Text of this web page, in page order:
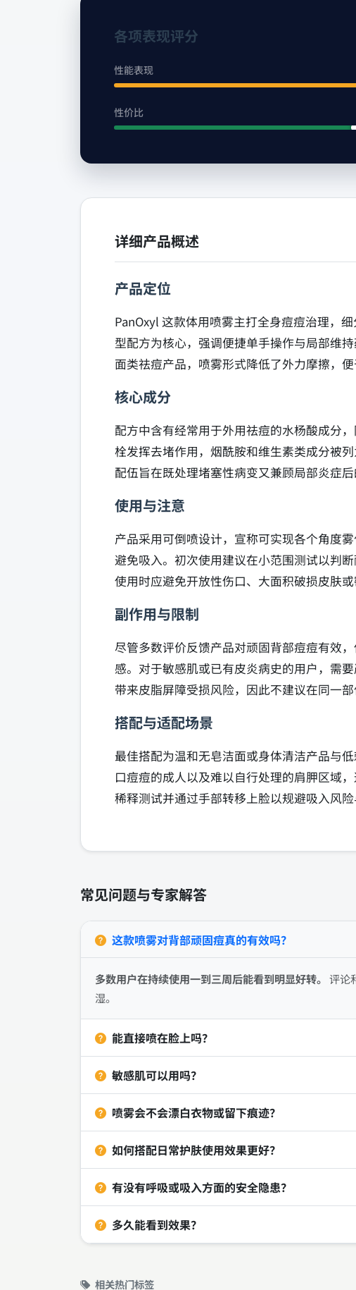
各项表现评分
性能表现
性价比
详细产品概述
产品定位
PanOxyl 这款体用喷雾主打全身痘痘治理，
型配方为核心，强调便捷单手操作与局部维
面类祛痘产品，喷雾形式降低了外力摩擦，
核心成分
配方中含有经常用于外用祛痘的水杨酸成分
栓发挥去堵作用，烟酰胺和维生素类成分被
配伍旨在既处理堵塞性病变又兼顾局部炎症
使用与注意
产品采用可倒喷设计，宣称可实现各个角度
避免吸入。初次使用建议在小范围测试以判
使用时应避免开放性伤口、大面积破损皮肤
副作用与限制
尽管多数评价反馈产品对顽固背部痘痘有效
感。对于敏感肌或已有皮炎病史的用户，需
带来皮脂屏障受损风险，因此不建议在同一
搭配与适配场景
最佳搭配为温和无皂洁面或身体清洁产品与
口痘痘的成人以及难以自行处理的肩胛区域
稀释测试并通过手部转移上脸以规避吸入风险
常见问题与专家解答
这款喷雾对背部顽固痘真的有效吗？
多数用户在持续使用一到三周后能看到明显好转。 评论
湿。
能直接喷在脸上吗？
敏感肌可以用吗？
喷雾会不会漂白衣物或留下痕迹？
如何搭配日常护肤使用效果更好？
有没有呼吸或吸入方面的安全隐患？
多久能看到效果？
相关热门标签